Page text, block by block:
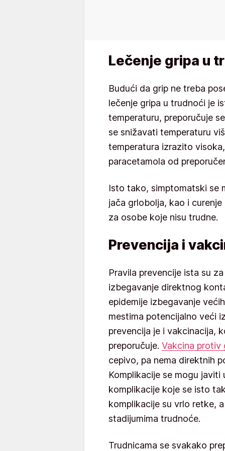
Lečenje gripa u
Budući da grip ne treba
lečenje gripa u trudnoći je
temperaturu, preporučuje
se snižavati temperaturu
temperatura izrazito
paracetamola od
Isto tako, simptomatski se
jača grlobolja, kao i
za osobe koje nisu trudne.
Prevencija i
Pravila prevencije ista su
izbegavanje direktnog
epidemije izbegavanje
mestima potencijalno veći
prevencija je i vakcinacija,
preporučuje. Vakcina protiv
cepivo, pa nema direktnih
Komplikacije se mogu
komplikacije koje se isto
komplikacije su vrlo retke,
stadijumima trudnoće.
Trudnicama se svakako